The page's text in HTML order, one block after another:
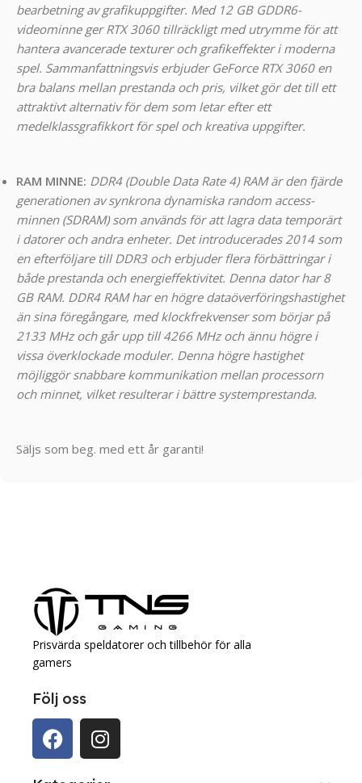
bearbetning av grafikuppgifter. Med 12 GB GDDR6-
videominne ger RTX 3060 tillräckligt med utrymme för att
hantera avancerade texturer och grafikeffekter i moderna
spel. Sammanfattningsvis erbjuder GeForce RTX 3060 en
bra balans mellan prestanda och pris, vilket gör det till ett
attraktivt alternativ för dem som letar efter ett
medelklassgrafikkort för spel och kreativa uppgifter.
RAM MINNE: DDR4 (Double Data Rate 4) RAM är den fjärde
generationen av synkrona dynamiska random access-
minnen (SDRAM) som används för att lagra data temporärt
i datorer och andra enheter. Det introducerades 2014 som
en efterföljare till DDR3 och erbjuder flera förbättringar i
både prestanda och energieffektivitet. Denna dator har 8
GB RAM. DDR4 RAM har en högre dataöverföringshastighet
än sina föregångare, med klockfrekvenser som börjar på
2133 MHz och går upp till 4266 MHz och ännu högre i
vissa överklockade moduler. Denna högre hastighet
möjliggör snabbare kommunikation mellan processorn
och minnet, vilket resulterar i bättre systemprestanda.
Säljs som beg. med ett år garanti!
Prisvärda speldatorer och tillbehör för alla
gamers
Följ oss